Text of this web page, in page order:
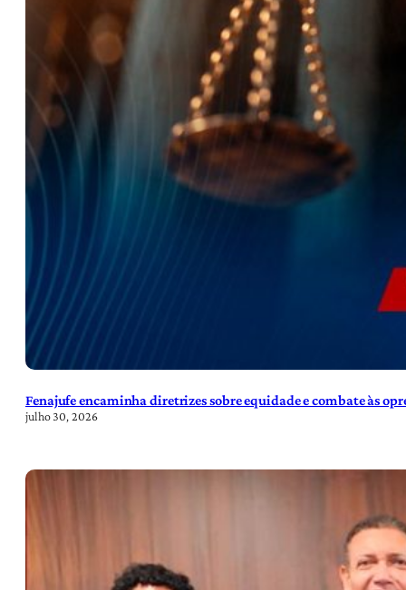
Fenajufe encaminha diretrizes sobre equidade e combate às
julho 30, 2026